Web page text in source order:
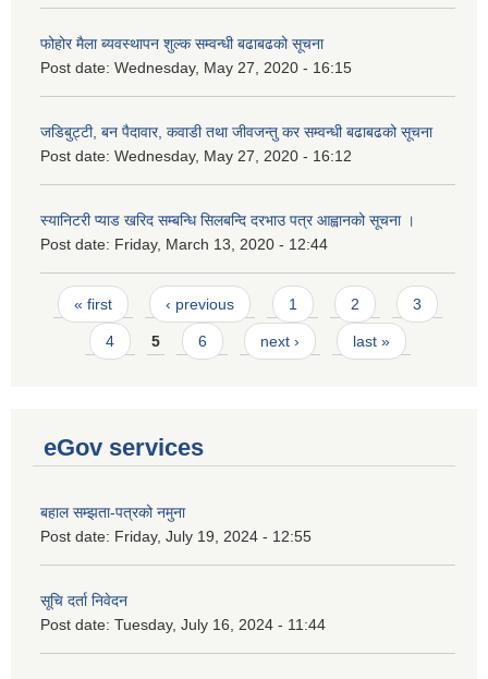
फोहोर मैला ब्यवस्थापन शुल्क सम्वन्धी बढाबढको सूचना
Post date: Wednesday, May 27, 2020 - 16:15
जडिबुट्टी, बन पैदावार, कवाडी तथा जीवजन्तु कर सम्वन्धी बढाबढको सूचना
Post date: Wednesday, May 27, 2020 - 16:12
स्यानिटरी प्याड खरिद सम्बन्धि सिलबन्दि दरभाउ पत्र आह्वानको सूचना ।
Post date: Friday, March 13, 2020 - 12:44
Pages
« first ‹ previous 1 2 3
4 5 6 next › last »
eGov services
बहाल सम्झता-पत्रको नमुना
Post date: Friday, July 19, 2024 - 12:55
सूचि दर्ता निवेदन
Post date: Tuesday, July 16, 2024 - 11:44